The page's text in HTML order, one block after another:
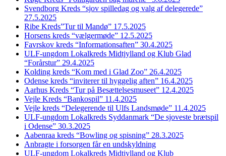
Svendborg Kreds “sjov spilledag og valg af delegerede”
27.5.2025
Ribe Kreds”Tur til Mandø” 17.5.2025
Horsens kreds “vælgermøde” 12.5.2025
Favrskov kreds “Informationsaften” 30.4.2025
ULF-ungdom Lokalkreds Midtjylland og Klub Glad
“Forårstur” 29.4.2025
Kolding kreds “Kom med i Glad Zoo” 26.4.2025
Odense kreds “inviterer til hyggelig aften” 16.4.2025
Aarhus Kreds “Tur på Besættelsesmuseet” 12.4.2025
Vejle Kreds “Bankospil” 11.4.2025
Vejle kreds “Delegerende til Ulfs Landsmøde” 11.4.2025
ULF-ungdom Lokalkreds Syddanmark “De sjoveste brætspil
i Odense” 30.3.2025
Aabenraa kreds “Bowling og spisning” 28.3.2025
Anbragte i forsorgen får en undskyldning
ULF-ungdom Lokalkreds Midtjylland og Klub